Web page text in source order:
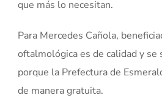
que más lo necesitan.
Para Mercedes Cañola,
oftalmológica es de calidad y
porque la Prefectura de
de manera gratuita.